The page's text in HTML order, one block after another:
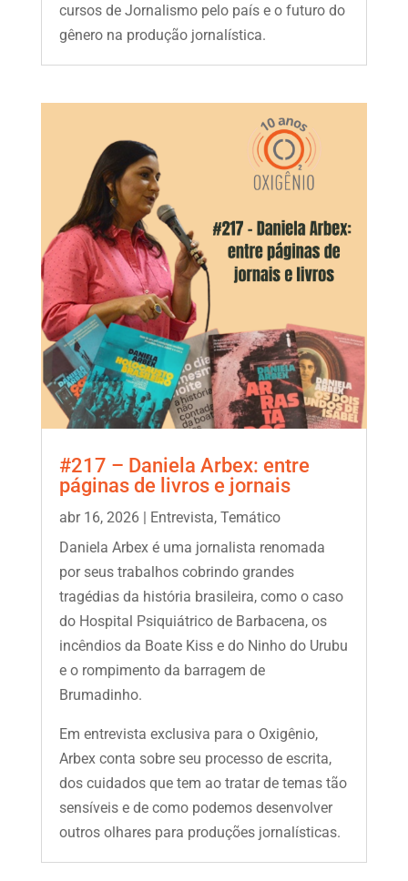
cursos de Jornalismo pelo país e o futuro do
gênero na produção jornalística.
#217 – Daniela Arbex: entre
páginas de livros e jornais
abr 16, 2026| Entrevista, Temático
Daniela Arbex é uma jornalista renomada
por seus trabalhos cobrindo grandes
tragédias da história brasileira, como o caso
do Hospital Psiquiátrico de Barbacena, os
incêndios da Boate Kiss e do Ninho do Urubu
e o rompimento da barragem de
Brumadinho.
Em entrevista exclusiva para o Oxigênio,
Arbex conta sobre seu processo de escrita,
dos cuidados que tem ao tratar de temas tão
sensíveis e de como podemos desenvolver
outros olhares para produções jornalísticas.